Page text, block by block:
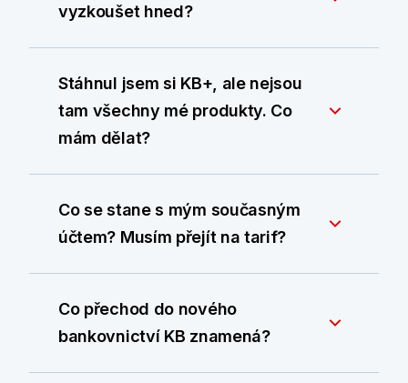
vyzkoušet hned?
Stáhnul jsem si KB+, ale nejsou
tam všechny mé produkty. Co
mám dělat?
Co se stane s mým současným
účtem? Musím přejít na tarif?
Co přechod do nového
bankovnictví KB znamená?